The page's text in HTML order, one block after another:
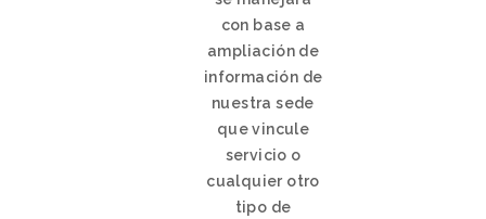
con base a
ampliación de
información de
nuestra sede
que vincule
servicio o
cualquier otro
tipo de